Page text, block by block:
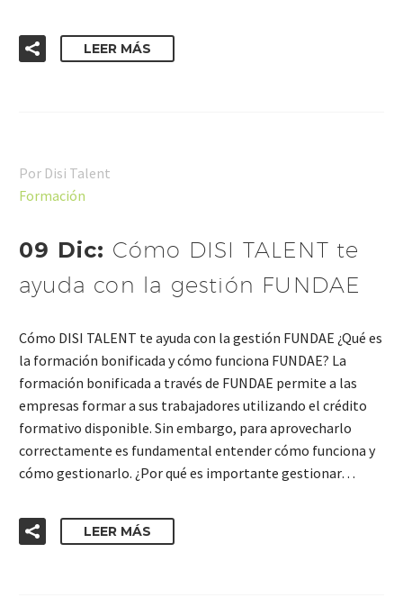
LEER MÁS
Por Disi Talent
Formación
09 Dic: Cómo DISI TALENT te
ayuda con la gestión FUNDAE
Cómo DISI TALENT te ayuda con la gestión FUNDAE ¿Qué es
la formación bonificada y cómo funciona FUNDAE? La
formación bonificada a través de FUNDAE permite a las
empresas formar a sus trabajadores utilizando el crédito
formativo disponible. Sin embargo, para aprovecharlo
correctamente es fundamental entender cómo funciona y
cómo gestionarlo. ¿Por qué es importante gestionar…
LEER MÁS